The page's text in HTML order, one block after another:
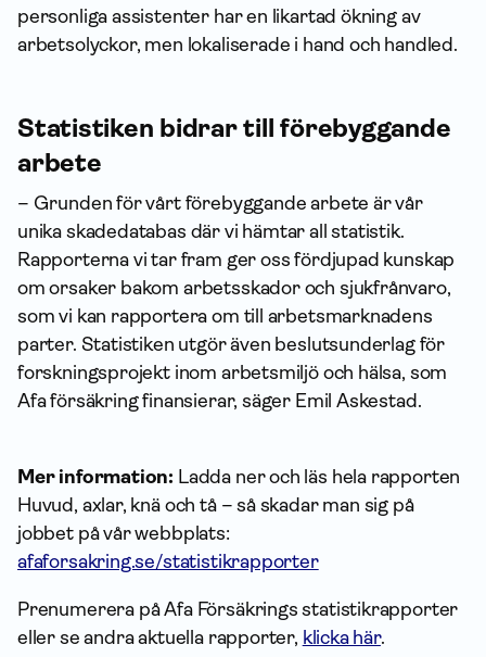
personliga assistenter har en likartad ökning av
arbetsolyckor, men lokaliserade i hand och handled.
Statistiken bidrar till förebyggande
arbete
– Grunden för vårt förebyggande arbete är vår
unika skadedatabas där vi hämtar all statistik.
Rapporterna vi tar fram ger oss fördjupad kunskap
om orsaker bakom arbetsskador och sjukfrånvaro,
som vi kan rapportera om till arbetsmarknadens
parter. Statistiken utgör även beslutsunderlag för
forskningsprojekt inom arbetsmiljö och hälsa, som
Afa försäkring finansierar, säger Emil Askestad.
Mer information: Ladda ner och läs hela rapporten
Huvud, axlar, knä och tå – så skadar man sig på
jobbet på vår webbplats:
afaforsakring.se/statistikrapporter
Prenumerera på Afa Försäkrings statistikrapporter
eller se andra aktuella rapporter, klicka här.